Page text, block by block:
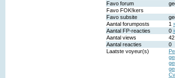
Favo forum
Favo FOK!kers
Favo subsite
Aantal forumposts
1
Aantal FP-reacties
0
Aantal views
42
Aantal reacties
0
Laatste voyeur(s)